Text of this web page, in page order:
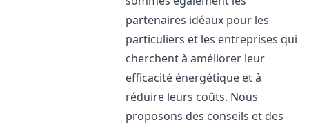
partenaires idéaux pour les
particuliers et les entreprises qui
cherchent à améliorer leur
efficacité énergétique et à
réduire leurs coûts. Nous
proposons des conseils et des